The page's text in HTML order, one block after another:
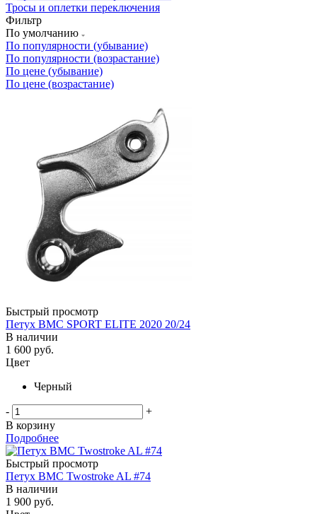
Тросы и оплетки переключения
Фильтр
По умолчанию
По популярности (убывание)
По популярности (возрастание)
По цене (убывание)
По цене (возрастание)
Быстрый просмотр
Петух BMC SPORT ELITE 2020 20/24
В наличии
1 600 руб.
Цвет
Черный
-
+
В корзину
Подробнее
Быстрый просмотр
Петух BMC Twostroke AL #74
В наличии
1 900 руб.